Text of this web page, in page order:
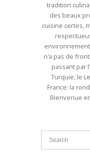
tradition
des beaux
cuisine certes,
n'a pas de
passant par
Turquie, le
France: la
Bienvenue